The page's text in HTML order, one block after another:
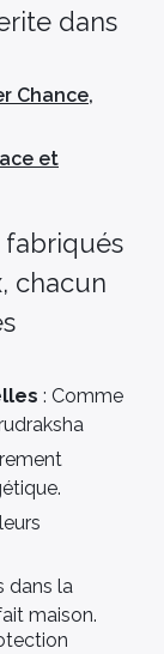
dans
Chance,
et
fabriqués
chacun
: Comme
dans la
maison.